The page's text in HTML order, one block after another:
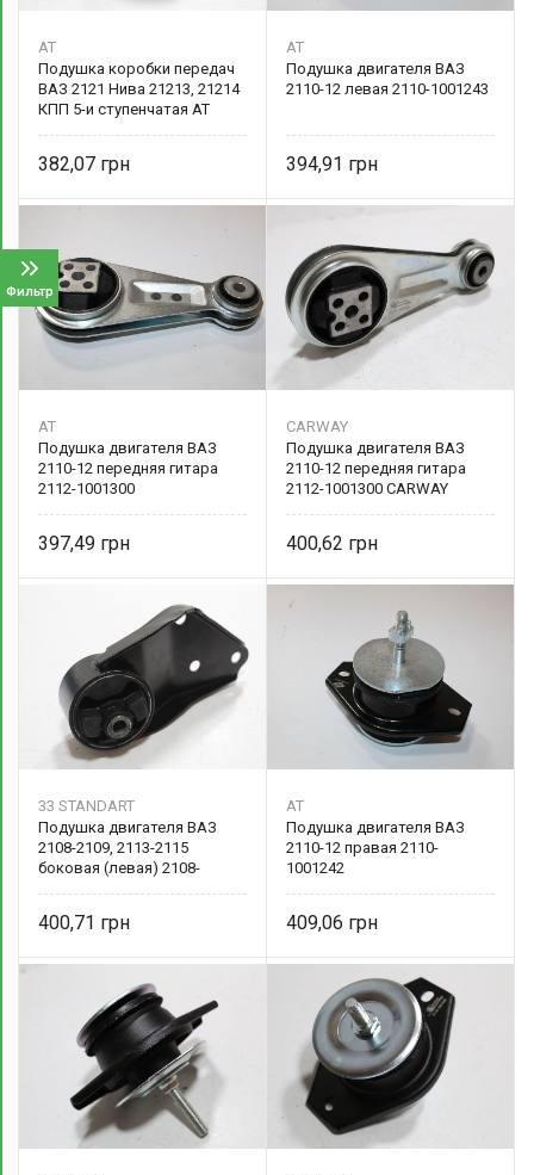
Фильтр
AT
Подушка коробки передач
ВАЗ 2121 Нива 21213, 21214
КПП 5-и ступенчатая AT
382,07
AT
Подушка двигателя ВАЗ
2110-12 левая 2110-1001243
394,91
AT
Подушка двигателя ВАЗ
2110-12 передняя гитара
2112-1001300
397,49
CARWAY
Подушка двигателя ВАЗ
2110-12 передняя гитара
2112-1001300 CARWAY
400,62
33 STANDART
Подушка двигателя ВАЗ
2108-2109, 2113-2115
боковая (левая) 2108-
400,71
AT
Подушка двигателя ВАЗ
2110-12 правая 2110-
1001242
409,06